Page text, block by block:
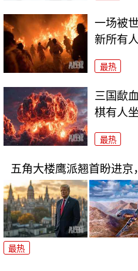
一场被
新所有
最热
三国歃
棋有人
最热
五角大楼鹰派翘首盼进
最热